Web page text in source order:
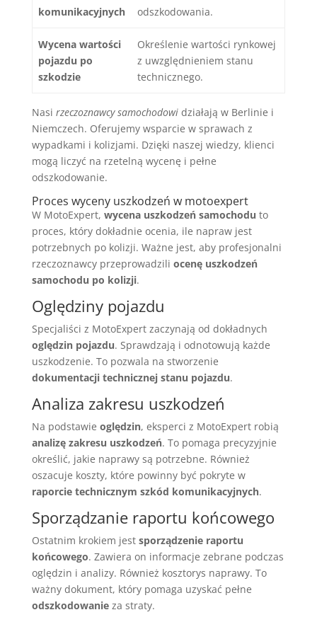
komunikacyjnych
odszkodowania.
Wycena wartości
pojazdu po
szkodzie
Określenie wartości rynkowej
z uwzględnieniem stanu
technicznego.
Nasi rzeczoznawcy samochodowidziałają w Berlinie i
Niemczech. Oferujemy wsparcie w sprawach z
wypadkami i kolizjami. Dzięki naszej wiedzy, klienci
mogą liczyć na rzetelną wycenę i pełne
odszkodowanie.
Proces wyceny uszkodzeń w motoexpert
W MotoExpert, wycena uszkodzeń samochodu to
proces, który dokładnie ocenia, ile napraw jest
potrzebnych po kolizji. Ważne jest, aby profesjonalni
rzeczoznawcy przeprowadzili ocenę uszkodzeń
samochodu po kolizji.
Oględziny pojazdu
Specjaliści z MotoExpert zaczynają od dokładnych
oględzin pojazdu. Sprawdzają i odnotowują każde
uszkodzenie. To pozwala na stworzenie
dokumentacji technicznej stanu pojazdu.
Analiza zakresu uszkodzeń
Na podstawie oględzin, eksperci z MotoExpert robią
analizę zakresu uszkodzeń. To pomaga precyzyjnie
określić, jakie naprawy są potrzebne. Również
oszacuje koszty, które powinny być pokryte w
raporcie technicznym szkód komunikacyjnych.
Sporządzanie raportu końcowego
Ostatnim krokiem jest sporządzenie raportu
końcowego. Zawiera on informacje zebrane podczas
oględzin i analizy. Również kosztorys naprawy. To
ważny dokument, który pomaga uzyskać pełne
odszkodowanieza straty.